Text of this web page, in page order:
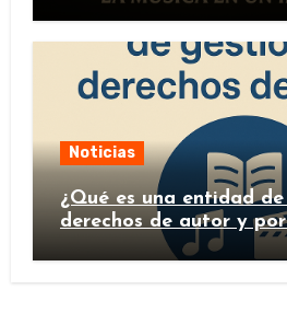
Noticias
¿Qué es una entidad
derechos de autor y
importante?